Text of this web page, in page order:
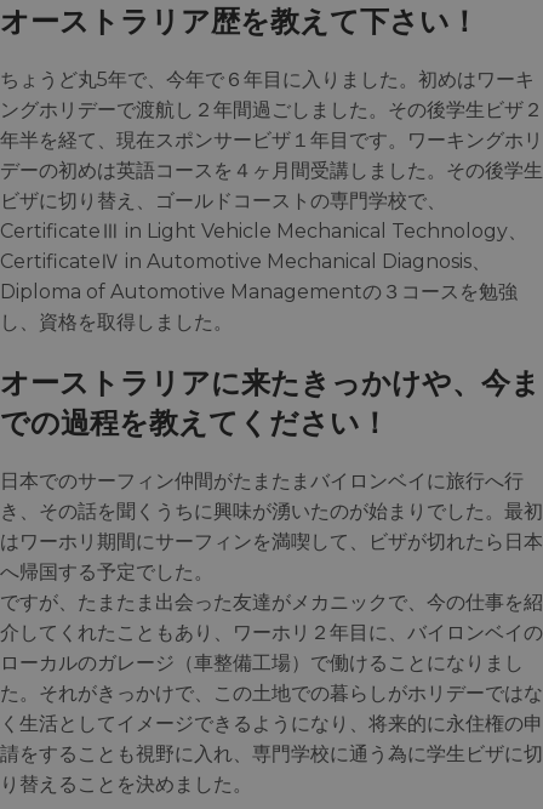
オーストラリア歴を教えて下さい！
ちょうど丸5年で、今年で６年目に入りました。初めはワーキ
ングホリデーで渡航し２年間過ごしました。その後学生ビザ２
年半を経て、現在スポンサービザ１年目です。ワーキングホリ
デーの初めは英語コースを４ヶ月間受講しました。その後学生
ビザに切り替え、ゴールドコーストの専門学校で、
CertificateⅢ in Light Vehicle Mechanical Technology、
CertificateⅣ in Automotive Mechanical Diagnosis、
Diploma of Automotive Managementの３コースを勉強
し、資格を取得しました。
オーストラリアに来たきっかけや、今ま
での過程を教えてください！
日本でのサーフィン仲間がたまたまバイロンベイに旅行へ行
き、その話を聞くうちに興味が湧いたのが始まりでした。最初
はワーホリ期間にサーフィンを満喫して、ビザが切れたら日本
へ帰国する予定でした。
ですが、たまたま出会った友達がメカニックで、今の仕事を紹
介してくれたこともあり、ワーホリ２年目に、バイロンベイの
ローカルのガレージ（車整備工場）で働けることになりまし
た。それがきっかけで、この土地での暮らしがホリデーではな
く生活としてイメージできるようになり、将来的に永住権の申
請をすることも視野に入れ、専門学校に通う為に学生ビザに切
り替えることを決めました。